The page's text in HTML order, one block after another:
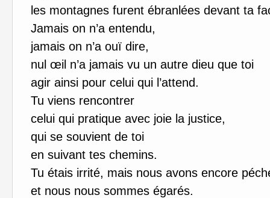
les montagnes furent ébranlées devant ta
Jamais on n’a entendu,
jamais on n’a ouï dire,
nul œil n’a jamais vu un autre dieu que toi
agir ainsi pour celui qui l’attend.
Tu viens rencontrer
celui qui pratique avec joie la justice,
qui se souvient de toi
en suivant tes chemins.
Tu étais irrité, mais nous avons encore
et nous nous sommes égarés.